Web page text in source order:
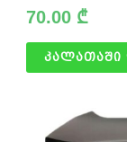
70.00 ₾
კალათაში